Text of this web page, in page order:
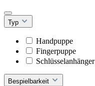
Typ
Handpuppe
Fingerpuppe
Schlüsselanhänger
Bespielbarkeit